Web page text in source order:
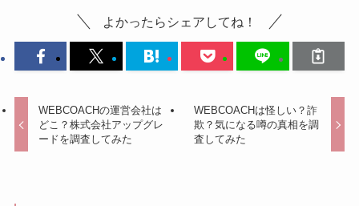
よかったらシェアしてね！
WEBCOACHの運営会社は
どこ？株式会社アップグレ
ードを調査してみた
WEBCOACHは怪しい？詐
欺？気になる噂の真相を調
査してみた